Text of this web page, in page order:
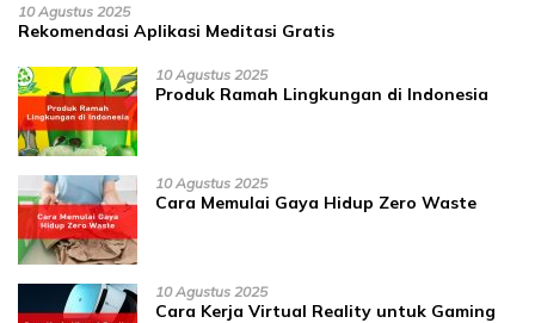
10 Agustus 2025
Rekomendasi Aplikasi Meditasi Gratis
10 Agustus 2025
Produk Ramah Lingkungan di Indonesia
10 Agustus 2025
Cara Memulai Gaya Hidup Zero Waste
10 Agustus 2025
Cara Kerja Virtual Reality untuk Gaming